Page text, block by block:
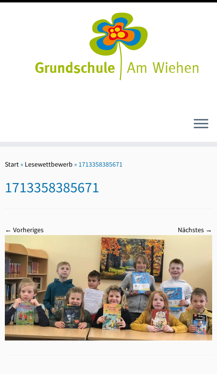
Inhalt
Start » Lesewettbewerb » 1713358385671
1713358385671
← Vorheriges Nächstes →